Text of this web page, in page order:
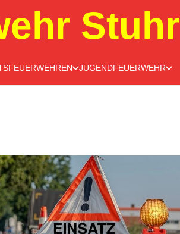
Stuhr
JUGENDFEUERWEHR